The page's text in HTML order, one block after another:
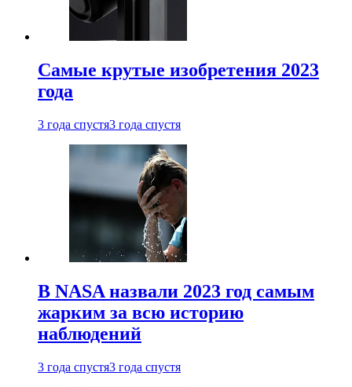
Самые крутые изобретения 2023
года
3 года спустя3 года спустя
В NASA назвали 2023 год самым
жарким за всю историю
наблюдений
3 года спустя3 года спустя